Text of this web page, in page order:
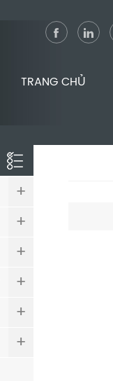
TRANG CHỦ